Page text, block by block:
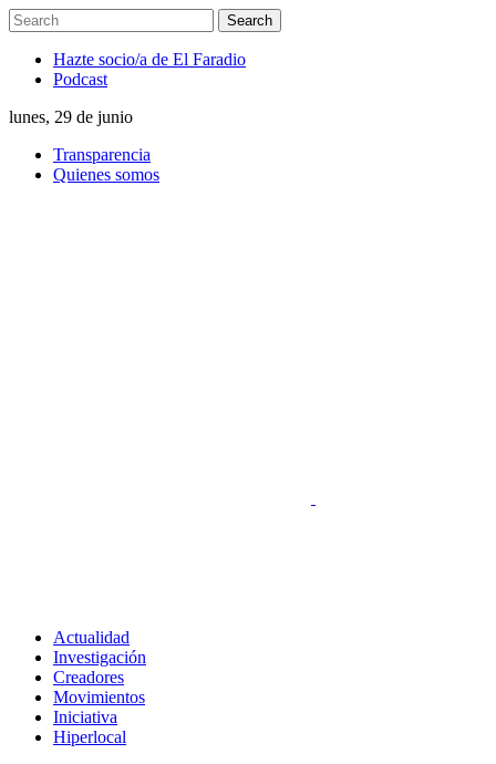
Hazte socio/a de El Faradio
Podcast
lunes, 29 de junio
Transparencia
Quienes somos
Actualidad
Investigación
Creadores
Movimientos
Iniciativa
Hiperlocal